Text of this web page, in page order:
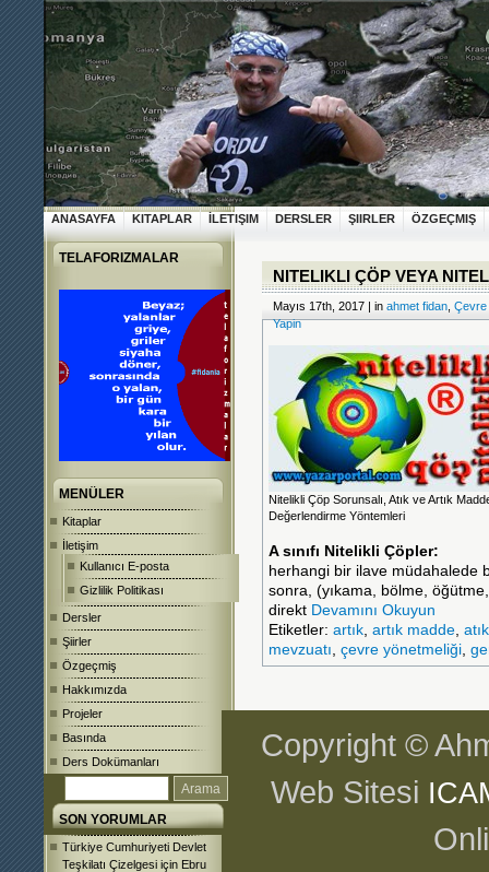
ANASAYFA KITAPLAR İLETIŞIM DERSLER ŞIIRLER ÖZGEÇMIŞ
TELAFORIZMALAR
MENÜLER
Kitaplar
İletişim
Kullanıcı E-posta
Gizlilik Politikası
Dersler
Şiirler
Özgeçmiş
Hakkımızda
Projeler
Basında
Ders Dokümanları
SON YORUMLAR
Türkiye Cumhuriyeti Devlet
Teşkilatı Çizelgesi için Ebru
NITELIKLI ÇÖP VEYA
Mayıs 17th, 2017 | in ahmet fidan Çevre
Yapin
Nitelikli Çöp Sorunsalı, Atık ve Artık
Değerlendirme Yöntemleri
A sınıfı Nitelikli Çöpler:
herhangi bir ilave müdahalede
sonra, (yıkama, bölme,
direkt Devamını Okuyun
Etiketler: artık, artık madde, atık
mevzuatı, çevre yönetmeliği,
Copyright ©
Web Sitesi